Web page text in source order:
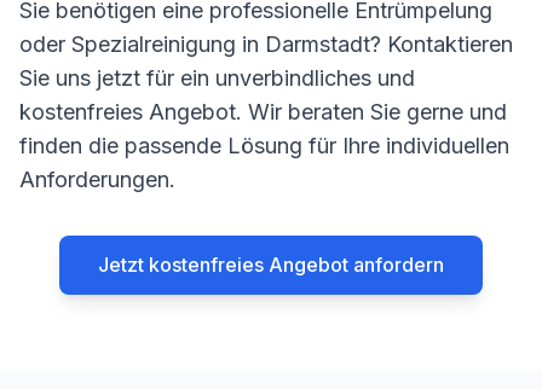
Sie benötigen eine professionelle Entrümpelung
oder Spezialreinigung in Darmstadt? Kontaktieren
Sie uns jetzt für ein unverbindliches und
kostenfreies Angebot. Wir beraten Sie gerne und
finden die passende Lösung für Ihre individuellen
Anforderungen.
Jetzt kostenfreies Angebot anfordern